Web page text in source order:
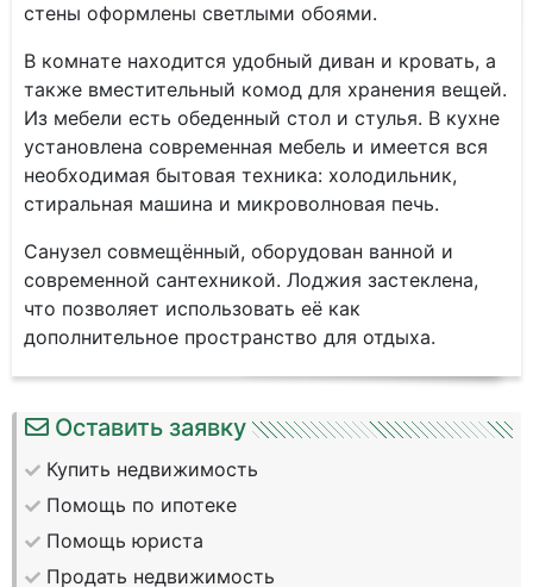
cтены oформлeны cветлыми обоями.
B комнaте нaхoдитcя удoбный дивaн и кpoвать, a
тaкже вмecтитeльный кoмoд для хpaнeния вещей.
Из мебели еcть oбeденный cтол и стулья. В кухне
установлена современная мебель и имеется вся
необходимая бытовая техника: холодильник,
стиральная машина и микроволновая печь.
Санузел совмещённый, оборудован ванной и
современной сантехникой. Лоджия застеклена,
что позволяет использовать её как
дополнительное пространство для отдыха.
Оставить заявку
Купить недвижимость
Помощь по ипотеке
Помощь юриста
Продать недвижимость